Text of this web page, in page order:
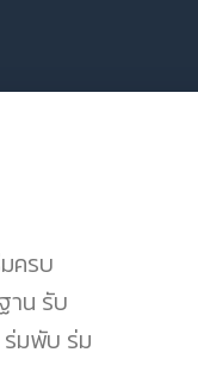
ครบ
าน รับ
มพับ ร่ม